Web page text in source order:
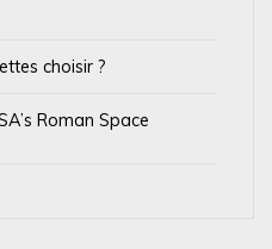
choisir ?
Roman Space